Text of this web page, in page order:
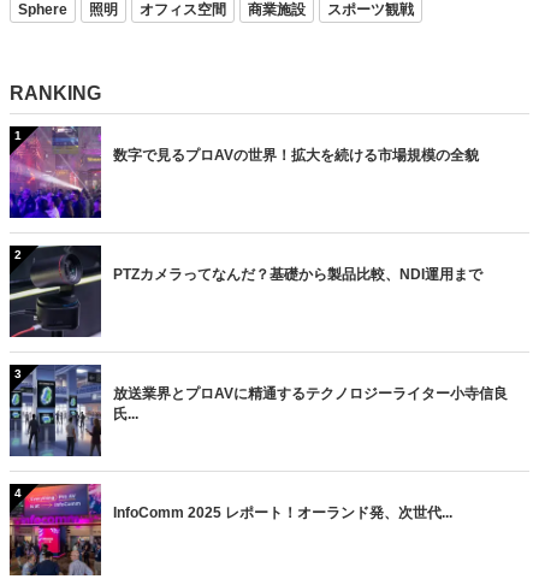
Sphere 照明 オフィス空間 商業施設 スポーツ観戦
RANKING
1
数字で見るプロAVの世界！拡大を続ける市場規模の全貌
2
PTZカメラってなんだ？基礎から製品比較、NDI運用まで
3
放送業界とプロAVに精通するテクノロジーライター小寺信良
氏...
4
InfoComm 2025 レポート！オーランド発、次世代...